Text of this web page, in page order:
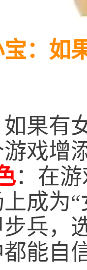
如果
有女
戏增
：在
成为
兵，
能自